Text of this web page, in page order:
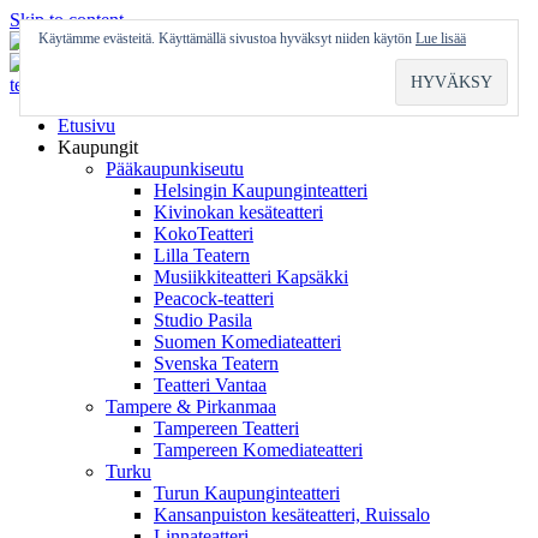
Skip to content
Etusivu
Kaupungit
Pääkaupunkiseutu
Helsingin Kaupunginteatteri
Kivinokan kesäteatteri
KokoTeatteri
Lilla Teatern
Musiikkiteatteri Kapsäkki
Peacock-teatteri
Studio Pasila
Suomen Komediateatteri
Svenska Teatern
Teatteri Vantaa
Tampere & Pirkanmaa
Tampereen Teatteri
Tampereen Komediateatteri
Turku
Turun Kaupunginteatteri
Kansanpuiston kesäteatteri, Ruissalo
Käytämme evästeitä. Käyttämällä sivustoa hyväksyt niiden käytön Lue lisää